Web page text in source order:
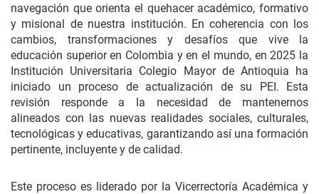
navegación que orienta el quehacer académico, formativo
y misional de nuestra institución. En coherencia con los
cambios, transformaciones y desafíos que vive la
educación superior en Colombia y en el mundo, en 2025 la
Institución Universitaria Colegio Mayor de Antioquia ha
iniciado un proceso de actualización de su PEI. Esta
revisión responde a la necesidad de mantenernos
alineados con las nuevas realidades sociales, culturales,
tecnológicas y educativas, garantizando así una formación
pertinente, incluyente y de calidad.
Este proceso es liderado por la Vicerrectoría Académica y